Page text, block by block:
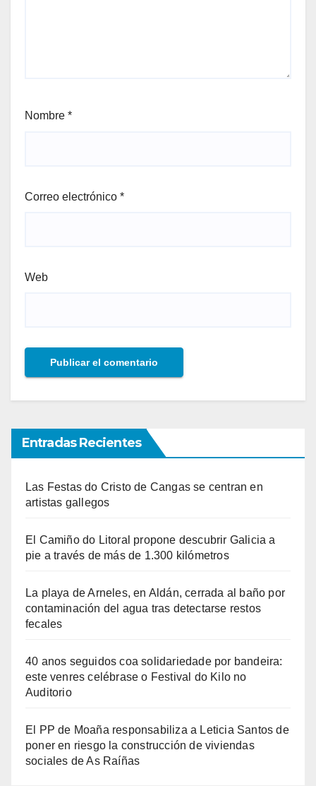
Nombre *
Correo electrónico *
Web
Entradas Recientes
Las Festas do Cristo de Cangas se centran en
artistas gallegos
El Camiño do Litoral propone descubrir Galicia a
pie a través de más de 1.300 kilómetros
La playa de Arneles, en Aldán, cerrada al baño por
contaminación del agua tras detectarse restos
fecales
40 anos seguidos coa solidariedade por bandeira:
este venres celébrase o Festival do Kilo no
Auditorio
El PP de Moaña responsabiliza a Leticia Santos de
poner en riesgo la construcción de viviendas
sociales de As Raíñas